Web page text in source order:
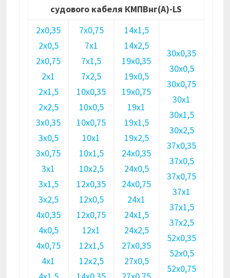
судового кабеля КМПВнг(А)-LS
2х0,35
2х0,5
2х0,75
2х1
2х1,5
2х2,5
3х0,35
3х0,5
3х0,75
3х1
3х1,5
3х2,5
4х0,35
4х0,5
4х0,75
4х1
7х0,75
7х1
7х1,5
7х2,5
10х0,35
10х0,5
10х0,75
10х1
10х1,5
10х2,5
12х0,35
12х0,5
12х0,75
12х1
12х1,5
12х2,5
14х1,5
14х2,5
19х0,35
19х0,5
19х0,75
19х1
19х1,5
19х2,5
24х0,35
24х0,5
24х0,75
24х1
24х1,5
24х2,5
27х0,35
27х0,5
30х0,35
30х0,5
30х0,75
30х1
30х1,5
30х2,5
37х0,35
37х0,5
37х0,75
37х1
37х1,5
37х2,5
52х0,35
52х0,5
52х0,75